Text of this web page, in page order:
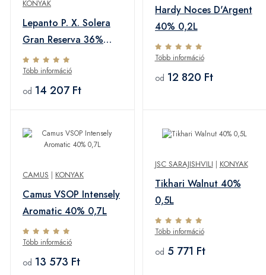
KONYAK
Lepanto P. X. Solera
Gran Reserva 36%
0,7L
Több információ
od 14 207 Ft
Hardy Noces D'Argent
40% 0,2L
Több információ
od 12 820 Ft
CAMUS | KONYAK
Camus VSOP Intensely
Aromatic 40% 0,7L
Több információ
od 13 573 Ft
JSC SARAJISHVILI | KONYAK
Tikhari Walnut 40%
0,5L
Több információ
od 5 771 Ft